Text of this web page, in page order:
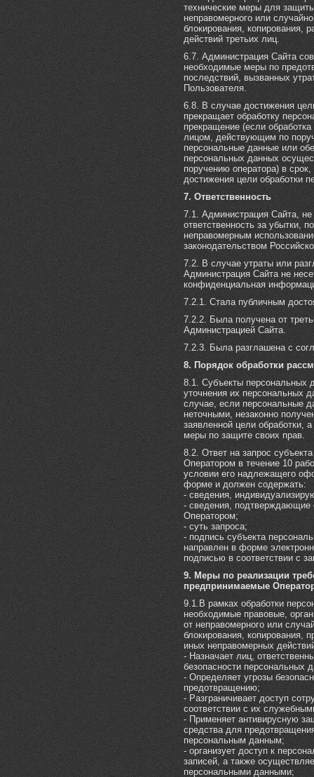
технические меры для
неправомерного или
блокирования, копирования,
действий третьих лиц.
6.7. Администрация Сайта
необходимые меры по
последствий, вызванных
Пользователя.
6.8. В случае достижения
прекращает обработку
прекращение (если
лицом, действующим по
персональные данные или
персональных данных
поручению оператора) в
достижения цели обработки
7. Ответственность
7.1. Администрация Сайта,
ответственность за убытки,
неправомерным
законодательством
7.2. В случае утраты или
Администрация Сайта не
конфиденциальная
7.2.1. Стала публичным
7.2.2. Была получена от
Администрацией Сайта.
7.2.3. Была разглашена с
8. Порядок обработки
8.1. Субъекты персональных
уточнения их персональных
случае, если персональные
неточными, незаконно
заявленной цели обработки,
меры по защите своих прав.
8.2. Ответ на запрос
Оператором в течение 10
условии его надлежащего
форме и должен содержать:
- сведения,
- сведения, подтверждающие
Оператором;
- суть запроса;
- подпись субъекта
направлен в форме
подписью в соответствии с
9. Меры по реализации
предпринимаемые
9.1.В рамках обработки
необходимые правовые,
от неправомерного или
блокирования, копирования,
иных неправомерных
- Назначает лиц,
безопасности персональных
- Определяет угрозы
предотвращению;
- Разграничивает доступ
соответствии с их
- Применяет антивирусную
средства для
персональным данным;
- организует доступ к
записей, а также
персональными данными;